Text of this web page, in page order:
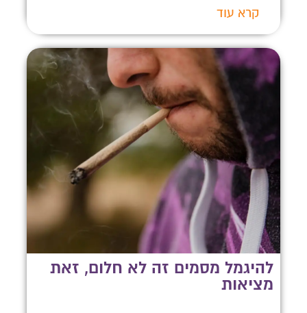
קרא עוד
להיגמל מסמים זה לא חלום, זאת
מציאות